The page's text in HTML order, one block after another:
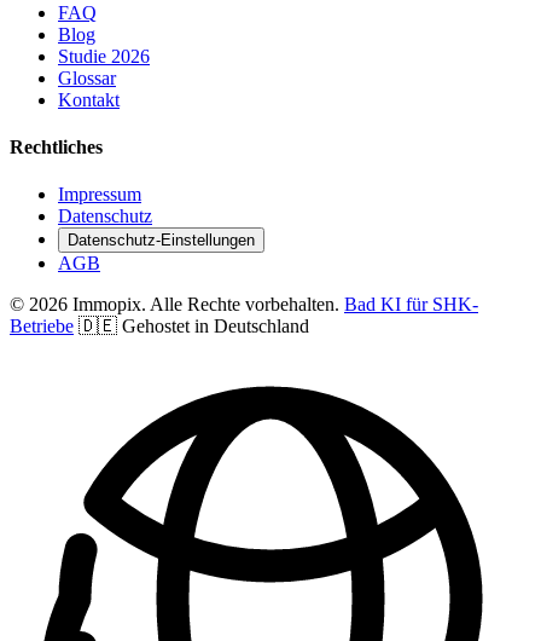
FAQ
Blog
Studie 2026
Glossar
Kontakt
Rechtliches
Impressum
Datenschutz
Datenschutz-Einstellungen
AGB
© 2026 Immopix. Alle Rechte vorbehalten. Bad KI für SHK-
Betriebe 🇩🇪 Gehostet in Deutschland